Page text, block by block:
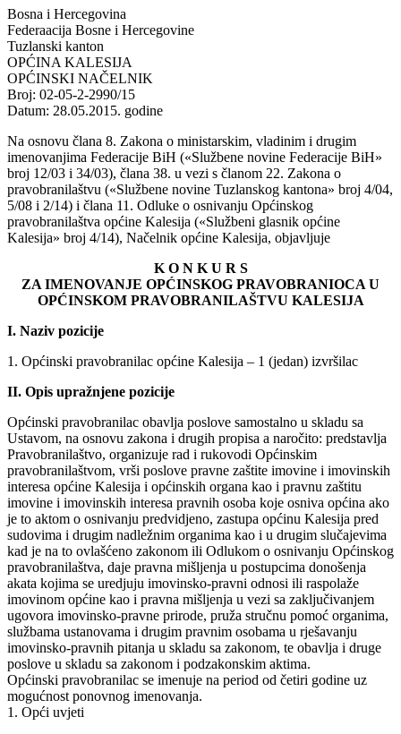
Bosna i Hercegovina
Federaacija Bosne i Hercegovine
Tuzlanski kanton
OPĆINA KALESIJA
OPĆINSKI NAČELNIK
Broj: 02-05-2-2990/15
Datum: 28.05.2015. godine
Na osnovu člana 8. Zakona o ministarskim, vladinim i drugim
imenovanjima Federacije BiH («Službene novine Federacije BiH»
broj 12/03 i 34/03), člana 38. u vezi s članom 22. Zakona o
pravobranilaštvu («Službene novine Tuzlanskog kantona» broj 4/04,
5/08 i 2/14) i člana 11. Odluke o osnivanju Općinskog
pravobranilaštva općine Kalesija («Službeni glasnik općine
Kalesija» broj 4/14), Načelnik općine Kalesija, objavljuje
K O N K U R S
ZA IMENOVANJE OPĆINSKOG PRAVOBRANIOCA U
OPĆINSKOM PRAVOBRANILAŠTVU KALESIJA
I. Naziv pozicije
1. Općinski pravobranilac općine Kalesija – 1 (jedan) izvršilac
II. Opis upražnjene pozicije
Općinski pravobranilac obavlja poslove samostalno u skladu sa
Ustavom, na osnovu zakona i drugih propisa a naročito: predstavlja
Pravobranilaštvo, organizuje rad i rukovodi Općinskim
pravobranilaštvom, vrši poslove pravne zaštite imovine i imovinskih
interesa općine Kalesija i općinskih organa kao i pravnu zaštitu
imovine i imovinskih interesa pravnih osoba koje osniva općina ako
je to aktom o osnivanju predvidjeno, zastupa općinu Kalesija pred
sudovima i drugim nadležnim organima kao i u drugim slučajevima
kad je na to ovlašćeno zakonom ili Odlukom o osnivanju Općinskog
pravobranilaštva, daje pravna mišljenja u postupcima donošenja
akata kojima se uredjuju imovinsko-pravni odnosi ili raspolaže
imovinom općine kao i pravna mišljenja u vezi sa zaključivanjem
ugovora imovinsko-pravne prirode, pruža stručnu pomoć organima,
službama ustanovama i drugim pravnim osobama u rješavanju
imovinsko-pravnih pitanja u skladu sa zakonom, te obavlja i druge
poslove u skladu sa zakonom i podzakonskim aktima.
Općinski pravobranilac se imenuje na period od četiri godine uz
mogućnost ponovnog imenovanja.
1. Opći uvjeti